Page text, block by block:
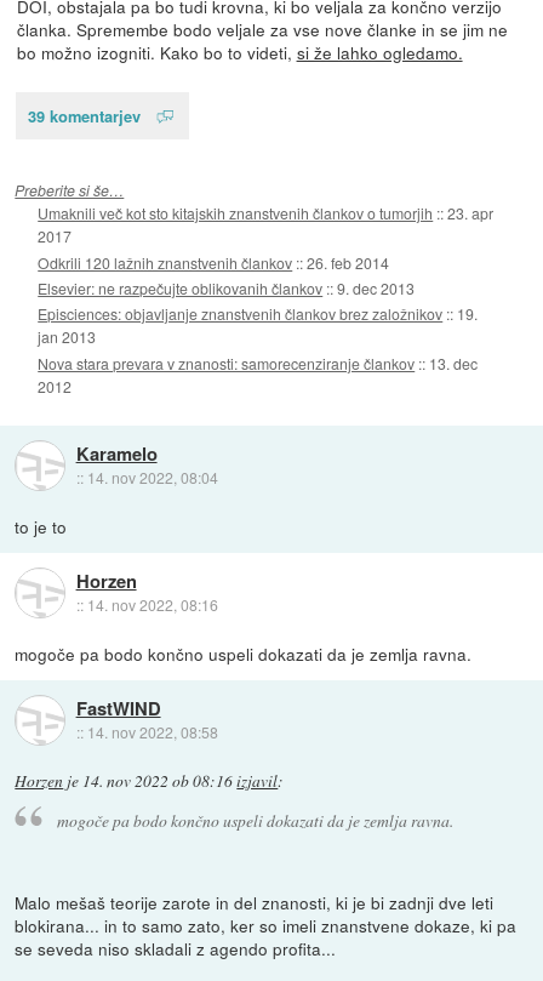
DOI, obstajala pa bo tudi krovna, ki bo veljala za končno verzijo
članka. Spremembe bodo veljale za vse nove članke in se jim ne
bo možno izogniti. Kako bo to videti, si že lahko ogledamo.
39 komentarjev
Preberite si še…
Umaknili več kot sto kitajskih znanstvenih člankov o tumorjih ::23. apr
2017
Odkrili 120 lažnih znanstvenih člankov ::26. feb 2014
Elsevier: ne razpečujte oblikovanih člankov ::9. dec 2013
Episciences: objavljanje znanstvenih člankov brez založnikov :: 19.
jan 2013
Nova stara prevara v znanosti: samorecenziranje člankov :: 13. dec
2012
Karamelo
:: 14. nov 2022, 08:04
to je to
Horzen
:: 14. nov 2022, 08:16
mogoče pa bodo končno uspeli dokazati da je zemlja ravna.
FastWIND
:: 14. nov 2022, 08:58
Horzen je 14. nov 2022 ob 08:16izjavil:
mogoče pa bodo končno uspeli dokazati da je zemlja ravna.
Malo mešaš teorije zarote in del znanosti, ki je bi zadnji dve leti
blokirana... in to samo zato, ker so imeli znanstvene dokaze, ki pa
se seveda niso skladali z agendo profita...